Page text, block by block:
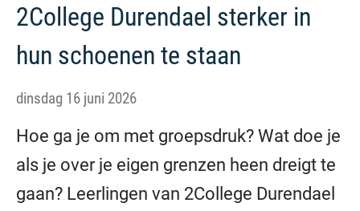
2College Durendael sterker in
hun schoenen te staan
dinsdag 16 juni 2026
Hoe ga je om met groepsdruk? Wat doe je
als je over je eigen grenzen heen dreigt te
gaan? Leerlingen van 2College Durendael